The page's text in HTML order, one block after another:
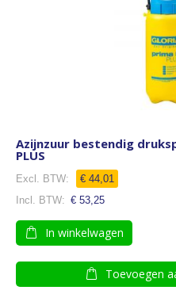
Azijnzuur bestendig
PLUS
€ 44,01
€ 53,25
In winkelwagen
Toevoegen